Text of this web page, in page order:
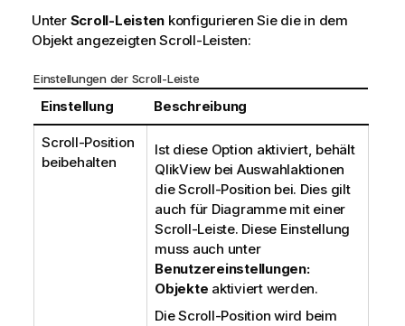
Unter Scroll-Leisten konfigurieren Sie die in dem
Objekt angezeigten Scroll-Leisten:
Einstellungen der Scroll-Leiste
Einstellung Beschreibung
Scroll-Position
beibehalten
Ist diese Option aktiviert, behält
QlikView bei Auswahlaktionen
die Scroll-Position bei. Dies gilt
auch für Diagramme mit einer
Scroll-Leiste. Diese Einstellung
muss auch unter
Benutzereinstellungen:
Objekte aktiviert werden.
Die Scroll-Position wird beim